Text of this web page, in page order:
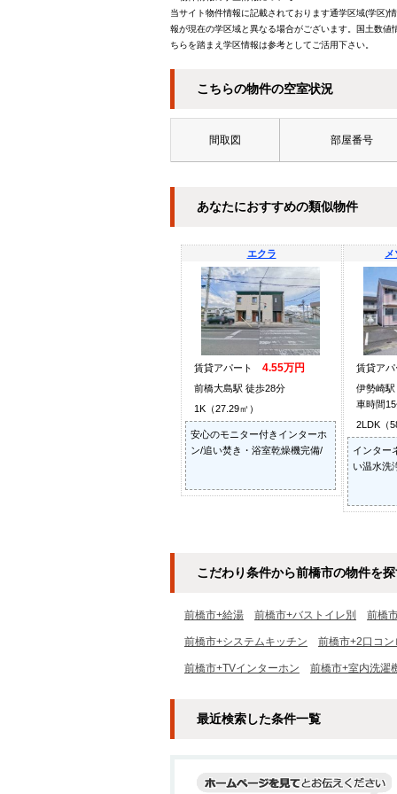
当サイト物件情報に記載されております通学区域(学区)
報が現在の学区域と異なる場合がございます。国土数
ちらを踏まえ学区情報は参考としてご活用下さい。
こちらの物件の空室状況
間取図 部屋番号
あなたにおすすめの類似物件
エクラ
賃貸アパート 4.55万円
前橋大島駅 徒歩28分
1K（27.29㎡）
安心のモニター付きインターホ
ン/追い焚き・浴室乾燥機完備/
賃貸ア
伊勢崎
車時間
2LDK（
インター
い温水洗
こだわり条件から前橋市の物件を
前橋市+給湯 前橋市+バストイレ別 前橋
前橋市+システムキッチン 前橋市+2口コン
前橋市+TVインターホン 前橋市+室内洗濯
最近検索した条件一覧